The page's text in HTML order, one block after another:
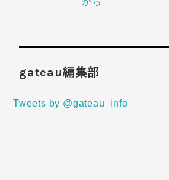
gateau編集部
Tweets by @gateau_info